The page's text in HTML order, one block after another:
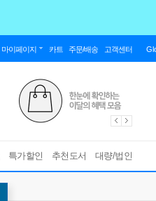
마이페이지 카트 주문/배송 고객센터
특가할인 추천도서 대량/법인